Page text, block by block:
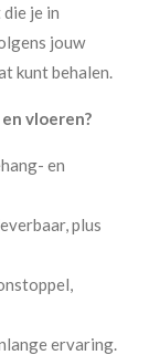
je in
jouw
kunt behalen.
vloeren?
en
plus
ervaring.